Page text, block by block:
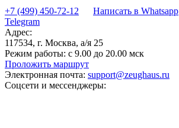
+7 (499) 450-72-12
Написать в Whatsapp
Telegram
Адрес:
117534, г. Москва, а/я 25
Режим работы: с 9.00 до 20.00 мск
Проложить маршрут
Электронная почта: support@zeughaus.ru
Соцсети и мессенджеры: